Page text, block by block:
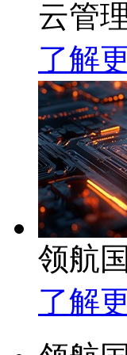
云管
了解
领航
了解